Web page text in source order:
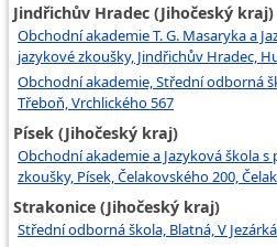
Jindřichův Hradec (Jihočeský kraj)
Obchodní akademie T. G. Masaryka a
jazykové zkoušky, Jindřichův Hradec,
Obchodní akademie, Střední odborná
Třeboň, Vrchlického 567
Písek (Jihočeský kraj)
Obchodní akademie a Jazyková škola
zkoušky, Písek, Čelakovského 200,
Strakonice (Jihočeský kraj)
Střední odborná škola, Blatná, V